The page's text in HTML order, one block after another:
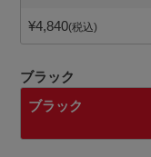
¥4,840 税込
ブラック
ブラック